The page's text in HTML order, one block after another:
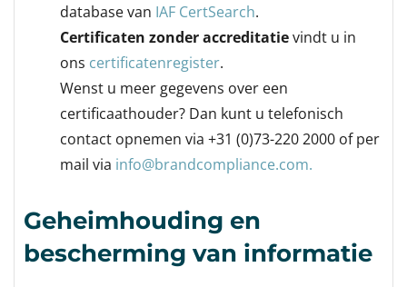
database van IAF CertSearch.
Certificaten zonder accreditatievindt u in
ons certificatenregister.
Wenst u meer gegevens over een
certificaathouder? Dan kunt u telefonisch
contact opnemen via +31 (0)73-220 2000 of per
mail via info@brandcompliance.com.
Geheimhouding en
bescherming van informatie